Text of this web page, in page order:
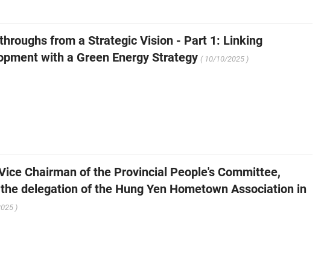
from a Strategic Vision - Part 1: Linking
with a Green Energy Strategy ( 10/10/2025 )
Chairman of the Provincial People's Committee,
delegation of the Hung Yen Hometown Association in
)